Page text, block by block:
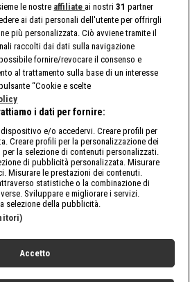
le nostre affiliate ai nostri31 partner
ai dati personali dell'utente per offrirgli
più personalizzata. Ciò avviene tramite il
raccolti dai dati sulla navigazione
fornire/revocare il consenso e
al trattamento sulla base di un interesse
“Cookie e scelte
i dati per fornire:
e/o accedervi. Creare profili per
Creare profili per la personalizzazione dei
la selezione di contenuti personalizzati.
di pubblicità personalizzata. Misurare
Misurare le prestazioni dei contenuti.
statistiche o la combinazione di
Sviluppare e migliorare i servizi.
selezione della pubblicità.
Accetto